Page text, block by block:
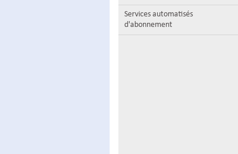
Services automatisés
d'abonnement